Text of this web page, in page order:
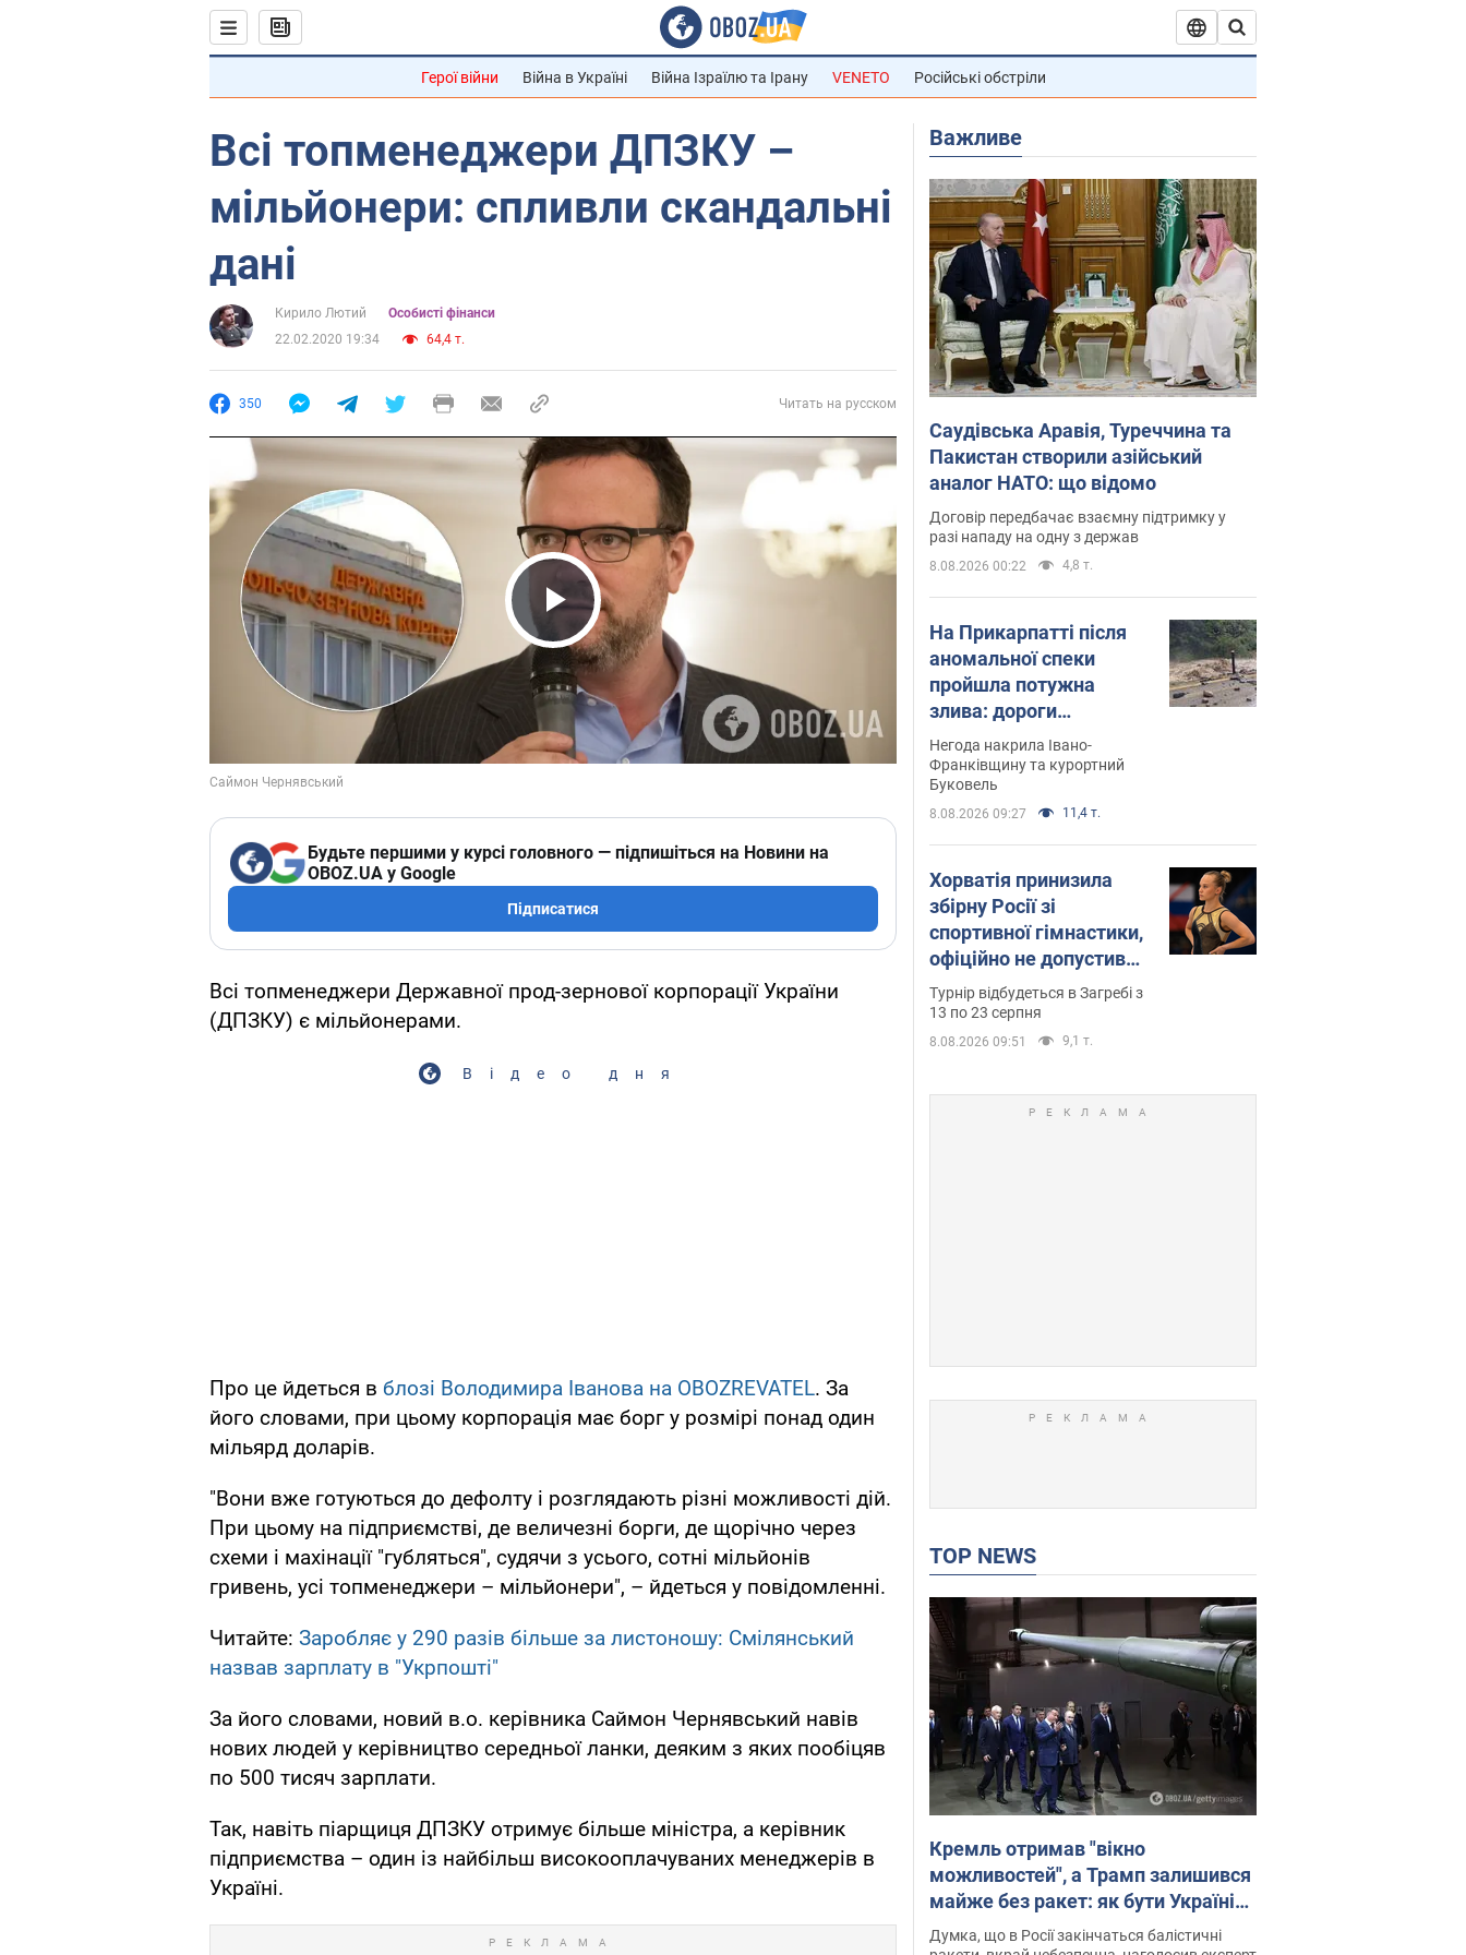
Герої війни Війна в Україні Війна Ізраїлю та Ірану VENETO Російські обстріли
Всі топменеджери ДПЗКУ –
мільйонери: спливли скандальні
дані
Кирило Лютий
Особисті фінанси
22.02.2020 19:34
64,4 т.
350 Читать на русском
Play Video
Будьте першими у курсі головного — підпишіться на Новини на
OBOZ.UA у Google
Підписатися
Всі топменеджери Державної прод-зернової корпорації України
(ДПЗКУ) є мільйонерами.
Відео дня
Про це йдеться в блозі Володимира Іванова на OBOZREVATEL. За
його словами, при цьому корпорація має борг у розмірі понад один
мільярд доларів.
"Вони вже готуються до дефолту і розглядають різні можливості дій.
При цьому на підприємстві, де величезні борги, де щорічно через
схеми і махінації "губляться", судячи з усього, сотні мільйонів
гривень, усі топменеджери – мільйонери", – йдеться у повідомленні.
Читайте: Заробляє у 290 разів більше за листоношу: Смілянський
назвав зарплату в "Укрпошті"
За його словами, новий в.о. керівника Саймон Чернявський навів
нових людей у керівництво середньої ланки, деяким з яких пообіцяв
по 500 тисяч зарплати.
Так, навіть піарщиця ДПЗКУ отримує більше міністра, а керівник
підприємства – один із найбільш високооплачуваних менеджерів в
Україні.
Важливе
Саудівська Аравія, Туреччина та
Пакистан створили азійський
аналог НАТО: що відомо
Договір передбачає взаємну підтримку у
разі нападу на одну з держав
8.08.2026 00:22 4,8 т.
На Прикарпатті після
аномальної спеки
пройшла потужна
злива: дороги
перетворились на
річки. Відео
Негода накрила Івано-
Франківщину та курортний
Буковель
8.08.2026 09:27 11,4 т.
Хорватія принизила
збірну Росії зі
спортивної гімнастики,
офіційно не допустивши
до чемпіонату Європи
основних спортсменів
Турнір відбудеться в Загребі з
13 по 23 серпня
8.08.2026 09:51 9,1 т.
TOP NEWS
Кремль отримав "вікно
можливостей", а Трамп залишився
майже без ракет: як бути Україні?
Інтерв’ю з Мельником
Думка, що в Росії закінчаться балістичні